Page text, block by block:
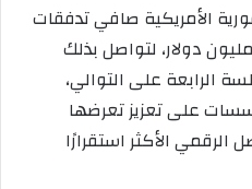
الأمريكية صافي تدفقات
في 28 أغسطس بلغ نحو 179 مليون دولار، لتواصل بذلك
الرابعة على التوالي،
على تعزيز تعرضها
الرقمي الأكثر استقرارًا